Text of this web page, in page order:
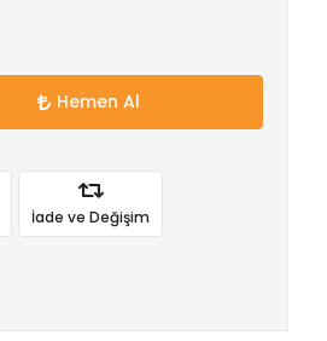
Hemen Al
İade ve Değişim